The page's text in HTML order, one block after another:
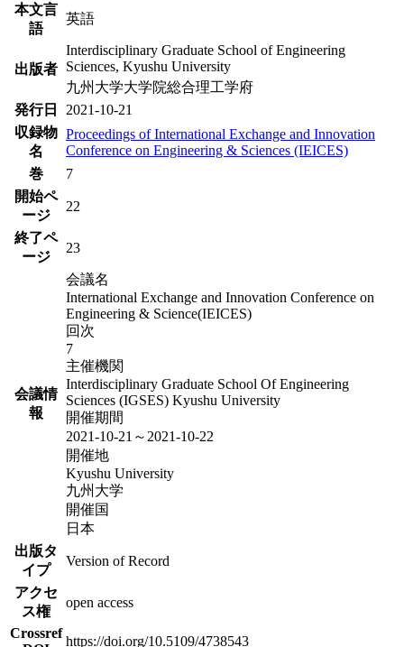
本文言
語
英語
出版者
Interdisciplinary Graduate School of Engineering
Sciences, Kyushu University
九州大学大学院総合理工学府
発行日
2021-10-21
収録物
名
Proceedings of International Exchange and Innovation
Conference on Engineering & Sciences (IEICES)
巻
7
開始ペ
ージ
22
終了ペ
ージ
23
会議情
報
会議名
International Exchange and Innovation Conference on
Engineering & Science(IEICES)
回次
7
主催機関
Interdisciplinary Graduate School Of Engineering
Sciences (IGSES) Kyushu University
開催期間
2021-10-21～2021-10-22
開催地
Kyushu University
九州大学
開催国
日本
出版タ
イプ
Version of Record
アクセ
ス権
open access
Crossref
https://doi.org/10.5109/4738543